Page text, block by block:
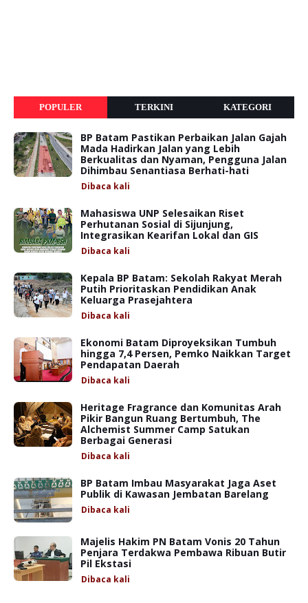
POPULER TERKINI KATEGORI
BP Batam Pastikan Perbaikan Jalan Gajah
Mada Hadirkan Jalan yang Lebih
Berkualitas dan Nyaman, Pengguna Jalan
Dihimbau Senantiasa Berhati-hati
Dibaca kali
Mahasiswa UNP Selesaikan Riset
Perhutanan Sosial di Sijunjung,
Integrasikan Kearifan Lokal dan GIS
Dibaca kali
Kepala BP Batam: Sekolah Rakyat Merah
Putih Prioritaskan Pendidikan Anak
Keluarga Prasejahtera
Dibaca kali
Ekonomi Batam Diproyeksikan Tumbuh
hingga 7,4 Persen, Pemko Naikkan Target
Pendapatan Daerah
Dibaca kali
Heritage Fragrance dan Komunitas Arah
Pikir Bangun Ruang Bertumbuh, The
Alchemist Summer Camp Satukan
Berbagai Generasi
Dibaca kali
BP Batam Imbau Masyarakat Jaga Aset
Publik di Kawasan Jembatan Barelang
Dibaca kali
Majelis Hakim PN Batam Vonis 20 Tahun
Penjara Terdakwa Pembawa Ribuan Butir
Pil Ekstasi
Dibaca kali